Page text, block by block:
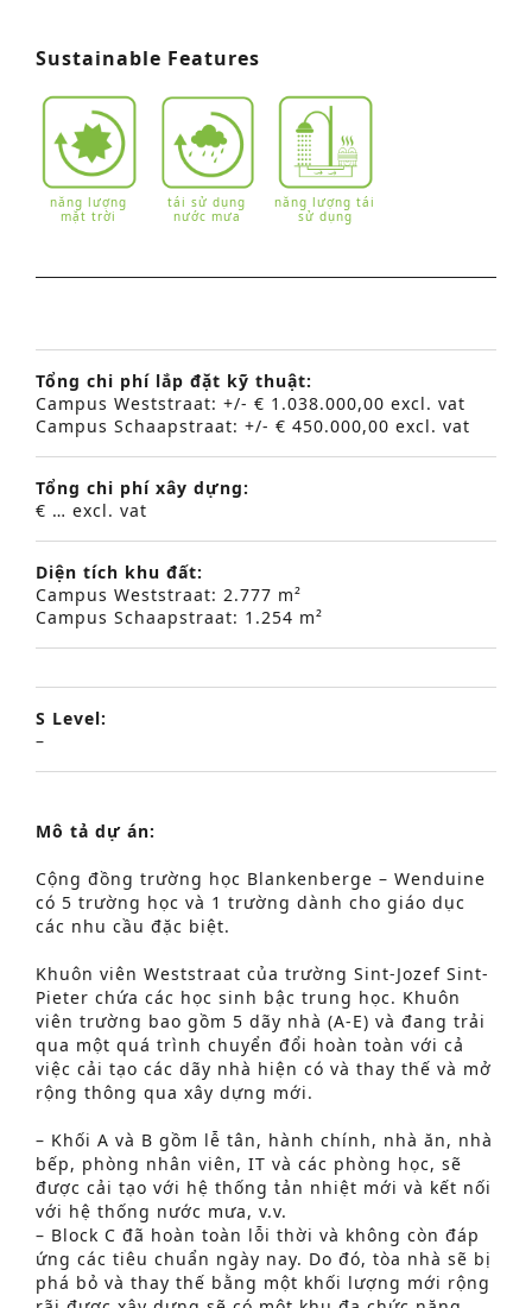
Sustainable Features
năng lượng
mặt trời
tái sử dụng
nước mưa
năng lượng tái
sử dụng
Tổng chi phí lắp đặt kỹ thuật:
Campus Weststraat: +/- € 1.038.000,00 excl. vat
Campus Schaapstraat: +/- € 450.000,00 excl. vat
Tổng chi phí xây dựng:
€ … excl. vat
Diện tích khu đất:
Campus Weststraat: 2.777 m²
Campus Schaapstraat: 1.254 m²
S Level:
–
Mô tả dự án:
Cộng đồng trường học Blankenberge – Wenduine
có 5 trường học và 1 trường dành cho giáo dục
các nhu cầu đặc biệt.
Khuôn viên Weststraat của trường Sint-Jozef Sint-
Pieter chứa các học sinh bậc trung học. Khuôn
viên trường bao gồm 5 dãy nhà (A-E) và đang trải
qua một quá trình chuyển đổi hoàn toàn với cả
việc cải tạo các dãy nhà hiện có và thay thế và mở
rộng thông qua xây dựng mới.
– Khối A và B gồm lễ tân, hành chính, nhà ăn, nhà
bếp, phòng nhân viên, IT và các phòng học, sẽ
được cải tạo với hệ thống tản nhiệt mới và kết nối
với hệ thống nước mưa, v.v.
– Block C đã hoàn toàn lỗi thời và không còn đáp
ứng các tiêu chuẩn ngày nay. Do đó, tòa nhà sẽ bị
phá bỏ và thay thế bằng một khối lượng mới rộng